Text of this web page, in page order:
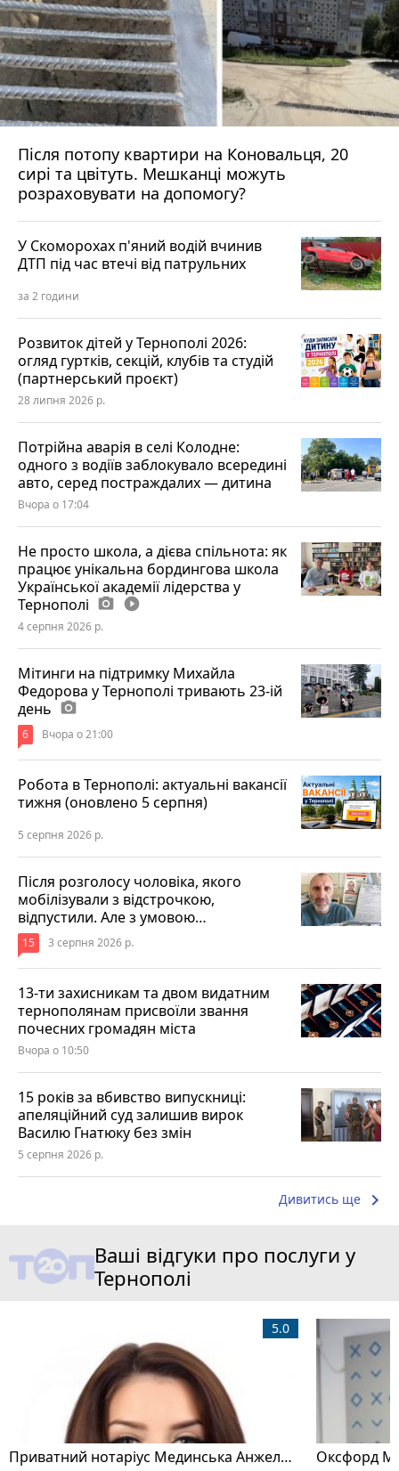
Після потопу квартири на Коновальця, 20
сирі та цвітуть. Мешканці можуть
розраховувати на допомогу?
У Скоморохах п'яний водій вчинив
ДТП під час втечі від патрульних
за 2 години
Розвиток дітей у Тернополі 2026:
огляд гуртків, секцій, клубів та студій
(партнерський проєкт)
28 липня 2026 р.
Потрійна аварія в селі Колодне:
одного з водіїв заблокувало всередині
авто, серед постраждалих — дитина
Вчора о 17:04
Не просто школа, а дієва спільнота: як
працює унікальна бордингова школа
Української академії лідерства у
Тернополі photo_camera play_circle_filled
4 серпня 2026 р.
Мітинги на підтримку Михайла
Федорова у Тернополі тривають 23-ій
день photo_camera
6 Вчора о 21:00
Робота в Тернополі: актуальні вакансії
тижня (оновлено 5 серпня)
5 серпня 2026 р.
Після розголосу чоловіка, якого
мобілізували з відстрочкою,
відпустили. Але з умовою…
15 3 серпня 2026 р.
13-ти захисникам та двом видатним
тернополянам присвоїли звання
почесних громадян міста
Вчора о 10:50
15 років за вбивство випускниці:
апеляційний суд залишив вирок
Василю Гнатюку без змін
5 серпня 2026 р.
Дивитись ще keyboard_arrow_right
Ваші відгуки про послуги у
Тернополі
Приватний нотаріус Мединська Анжела Володимирівна
5.0
Оксфорд